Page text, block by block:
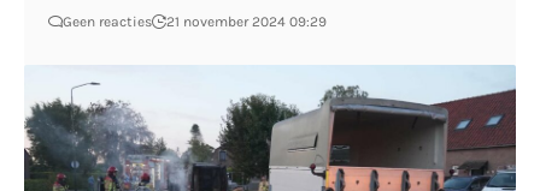
Geen reacties 21 november 2024 09:29